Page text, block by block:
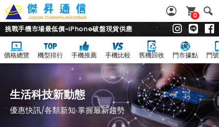
0
挑戰手機市場最低價~iPhone破盤現貨供應
價格總覽 機型排行 手機推薦 手機比較 舊機回收 門市據點 門
生活科技新動態
優惠快訊/各類新知‧掌握最新趨勢